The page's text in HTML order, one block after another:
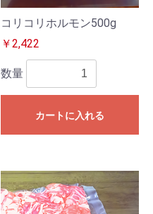
コリコリホルモン500g
￥2,422
数量
カートに入れる